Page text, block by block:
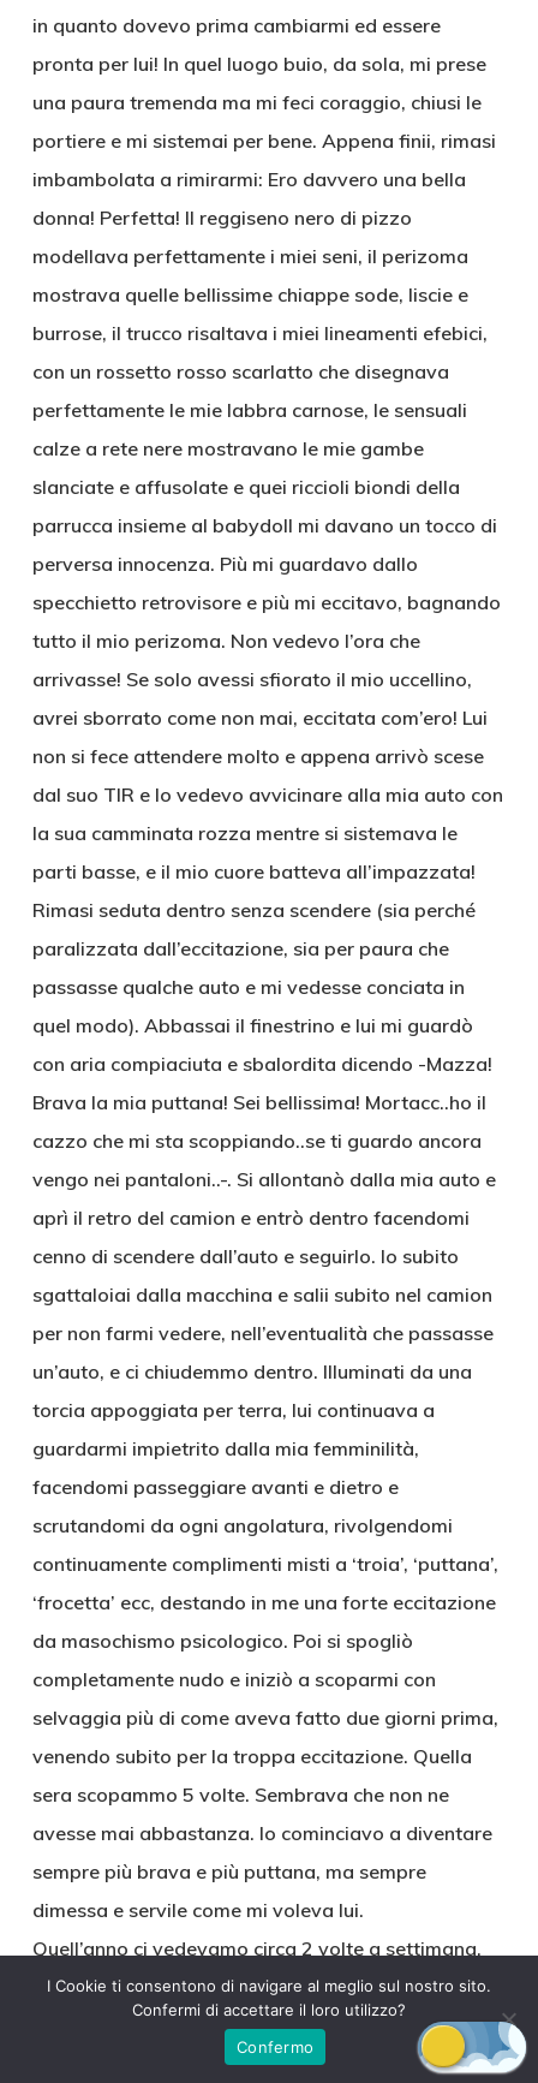
in quanto dovevo prima cambiarmi ed essere
pronta per lui! In quel luogo buio, da sola, mi prese
una paura tremenda ma mi feci coraggio, chiusi le
portiere e mi sistemai per bene. Appena finii, rimasi
imbambolata a rimirarmi: Ero davvero una bella
donna! Perfetta! Il reggiseno nero di pizzo
modellava perfettamente i miei seni, il perizoma
mostrava quelle bellissime chiappe sode, liscie e
burrose, il trucco risaltava i miei lineamenti efebici,
con un rossetto rosso scarlatto che disegnava
perfettamente le mie labbra carnose, le sensuali
calze a rete nere mostravano le mie gambe
slanciate e affusolate e quei riccioli biondi della
parrucca insieme al babydoll mi davano un tocco di
perversa innocenza. Più mi guardavo dallo
specchietto retrovisore e più mi eccitavo, bagnando
tutto il mio perizoma. Non vedevo l’ora che
arrivasse! Se solo avessi sfiorato il mio uccellino,
avrei sborrato come non mai, eccitata com’ero! Lui
non si fece attendere molto e appena arrivò scese
dal suo TIR e lo vedevo avvicinare alla mia auto con
la sua camminata rozza mentre si sistemava le
parti basse, e il mio cuore batteva all’impazzata!
Rimasi seduta dentro senza scendere (sia perché
paralizzata dall’eccitazione, sia per paura che
passasse qualche auto e mi vedesse conciata in
quel modo). Abbassai il finestrino e lui mi guardò
con aria compiaciuta e sbalordita dicendo -Mazza!
Brava la mia puttana! Sei bellissima! Mortacc..ho il
cazzo che mi sta scoppiando..se ti guardo ancora
vengo nei pantaloni..-. Si allontanò dalla mia auto e
aprì il retro del camion e entrò dentro facendomi
cenno di scendere dall’auto e seguirlo. Io subito
sgattaloiai dalla macchina e salii subito nel camion
per non farmi vedere, nell’eventualità che passasse
un’auto, e ci chiudemmo dentro. Illuminati da una
torcia appoggiata per terra, lui continuava a
guardarmi impietrito dalla mia femminilità,
facendomi passeggiare avanti e dietro e
scrutandomi da ogni angolatura, rivolgendomi
continuamente complimenti misti a ‘troia’, ‘puttana’,
‘frocetta’ ecc, destando in me una forte eccitazione
da masochismo psicologico. Poi si spogliò
completamente nudo e iniziò a scoparmi con
selvaggia più di come aveva fatto due giorni prima,
venendo subito per la troppa eccitazione. Quella
sera scopammo 5 volte. Sembrava che non ne
avesse mai abbastanza. Io cominciavo a diventare
sempre più brava e più puttana, ma sempre
dimessa e servile come mi voleva lui.
Quell’anno ci vedevamo circa 2 volte a settimana,
sempre nel retro del suo tir, inventando le scuse più
assurde, io a mia madre e lui a mia zia,
finch&egrave partii per l’università e lui mi presentò
I Cookie ti consentono di navigare al meglio sul nostro sito.
Confermi di accettare il loro utilizzo?
Confermo